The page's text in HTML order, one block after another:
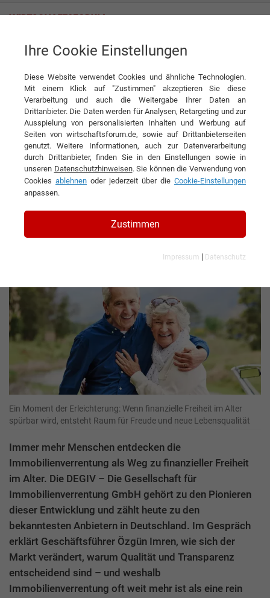
DEGIV – Die Gesellschaft für Immobilienverrentung GmbH
Interview DEGIV – Die Gesellschaft für Immobilienverrentung GmbH
DIESEN ARTIKEL EMPFEHLEN
Pionier der Immobilienverrentung
Interview mit Özgün Imren,
Gesellschaft für Immobilienverrentung
GmbH
Ein Moment der Erleichterung: Wenn finanzielle Freiheit im Alter
spürbar wird, entsteht Raum für Freude und neue Lebensqualität
Immer mehr Menschen entdecken die
Immobilienverrentung als Weg zu finanzieller Freiheit
im Alter. Die DEGIV – Die Gesellschaft für
Immobilienverrentung GmbH gehört zu den Pionieren
dieser Entwicklung und zählt heute zu den
bekanntesten Anbietern in Deutschland. Im Gespräch
erklärt Geschäftsführer Özgün Imren, wie sich der
Markt verändert, warum Qualität und Transparenz
entscheidend sind – und weshalb
Immobilienverrentung oft weit mehr ist als eine rein
Ihre Cookie Einstellungen
Diese Website verwendet Cookies und ähnliche Technologien.
Mit einem Klick auf "Zustimmen" akzeptieren Sie diese
Verarbeitung und auch die Weitergabe Ihrer Daten an
Drittanbieter. Die Daten werden für Analysen, Retargeting und zur
Ausspielung von personalisierten Inhalten und Werbung auf
Seiten von wirtschaftsforum.de, sowie auf Drittanbieterseiten
genutzt. Weitere Informationen, auch zur Datenverarbeitung
durch Drittanbieter, finden Sie in den Einstellungen sowie in
unseren Datenschutzhinweisen. Sie können die Verwendung von
Cookies ablehnen oder jederzeit über die Cookie-Einstellungen
anpassen.
Zustimmen
Impressum | Datenschutz